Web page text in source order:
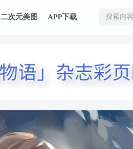
二次元美图 APP下载